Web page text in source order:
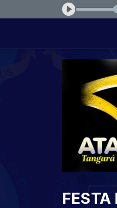
FESTA